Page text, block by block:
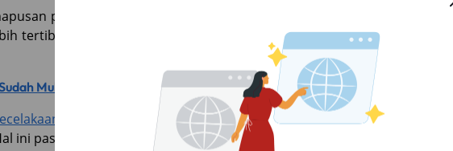
pajak progresif serta
tertib membayar pajak, masyarakat sendiri yang akan merasakan
Mulai Diberlakukan, Apa Saja Keuntungannya?
di jalan
, pihak Jasa Raharja akan lebih cepat mendapatkan
ini pastinya bisa membuat masyarakat merasa lebih aman.